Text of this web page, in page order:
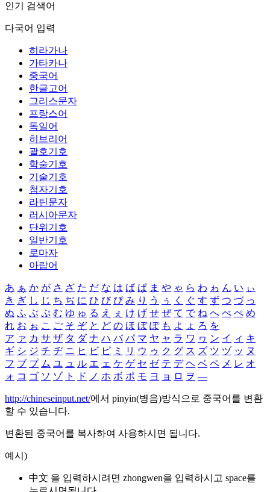
인기 검색어
다국어 입력
히라가나
가타카나
중국어
한글고어
그리스문자
프랑스어
독일어
히브리어
괄호기호
학술기호
기술기호
첨자기호
라틴문자
러시아문자
단위기호
일반기호
로마자
아랍어
あ ぁ か が さ ざ た だ な は ば ぱ ま や ゃ ら わ ゎ ん い ぃ
き ぎ し じ ち ぢ に ひ び ぴ み り う ぅ く ぐ す ず つ づ っ
ぬ ふ ぶ ぷ む ゆ ゅ る え ぇ け げ せ ぜ て で ね へ べ ぺ め
れ お ぉ こ ご そ ぞ と ど の ほ ぼ ぽ も よ ょ ろ を
ア ァ カ サ ザ タ ダ ナ ハ バ パ マ ヤ ャ ラ ワ ヮ ン イ ィ キ
ギ シ ジ チ ヂ ニ ヒ ビ ピ ミ リ ウ ゥ ク グ ス ズ ツ ヅ ッ ヌ
フ ブ プ ム ユ ュ ル エ ェ ケ ゲ セ ゼ テ デ ヘ ベ ペ メ レ オ
ォ コ ゴ ソ ゾ ト ド ノ ホ ボ ポ モ ヨ ョ ロ ヲ ―
http://chineseinput.net/에서 pinyin(병음)방식으로 중국어를 변환
할 수 있습니다.
변환된 중국어를 복사하여 사용하시면 됩니다.
예시)
中文 을 입력하시려면 zhongwen을 입력하시고 space를